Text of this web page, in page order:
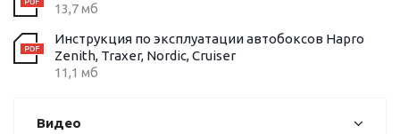
13,7 мб
Инструкция по эксплуатации автобоксов Hapro
Zenith, Traxer, Nordic, Cruiser
11,1 мб
Видео